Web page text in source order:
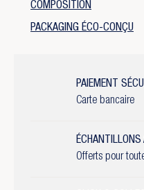
COMPOSITION
PACKAGING ÉCO-CONÇU
PAIEMENT
Carte bancaire
ÉCHANTILLONS
Offerts pour